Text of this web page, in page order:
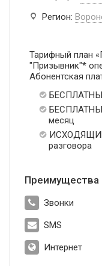
Регион:
Тарифный план
"Призывник"*
Абонентская
месяц
разговора
Преимущества
Звонки
SMS
Интернет